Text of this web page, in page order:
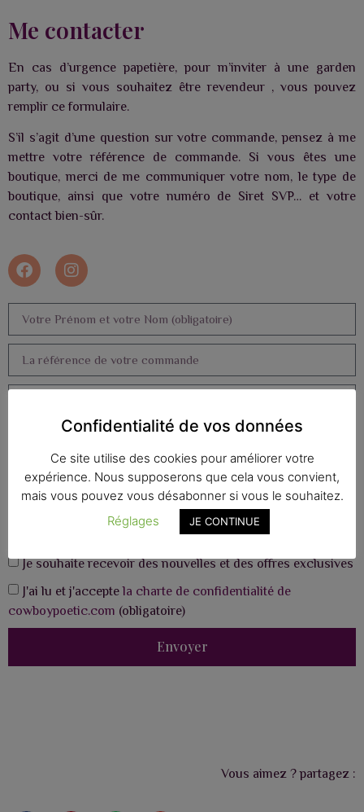
Me contacter
En cas d’urgence papetière, pour m’inviter à une garden
party, ou si vous souhaitez être revendeur , vous pouvez
remplir ce formulaire.
S’il s’agit d’une question sur votre commande, pensez à me
mettre votre référence de commande. Si vous êtes une
boutique, merci de me communiquer votre nom, le type de
boutique, ainsi que votre numéro de Siret SVP… et votre
contact bien-sûr.
Je souhaite recevoir des nouvelles et des offres exclusives
J'ai lu et j'acceptela charte de confidentialité de
cowboypoetic.com (obligatoire)
Envoyer
Vous aimez ? partagez :
Confidentialité de vos données
Ce site utilise des cookies pour améliorer votre
expérience. Nous supposerons que cela vous convient,
mais vous pouvez vous désabonner si vous le souhaitez.
Réglages
JE CONTINUE